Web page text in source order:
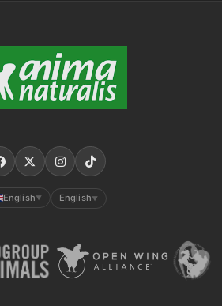
English ▼ English ▼